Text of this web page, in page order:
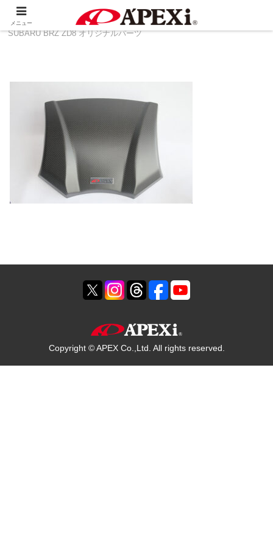
製品情報 その他
TOYOTA 86 ZN8 ＆
SUBARU BRZ ZD8 オリジナルパーツ
Copyright © APEX Co.,Ltd. All rights reserved.
メニュー